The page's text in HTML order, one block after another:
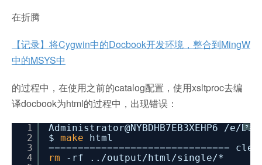
在折腾
【记录】将Cygwin中的Docbook开发环境，整合到MingW
中的MSYS中
的过程中，在使用之前的catalog配置，使用xsltproc去编
译docbook为html的过程中，出现错误：
?
1
2
3
4
Administrator@NYBDHB7EB3XEHP6 /e/
$ make
html
===============================
rm
-rf .. /output/html/single/*